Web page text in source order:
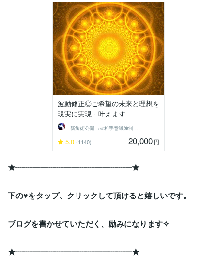
波動修正◎ご希望の未来と理想を
現実に実現・叶えます
新施術公開→≪相手意識強制変化≫◆星桜龍
5.0 (1140) 20,000円
★┈┈┈┈┈┈┈┈┈┈┈┈┈┈┈★
下の♥をタップ、クリックして頂けると嬉しいです。
ブログを書かせていただく、励みになります✧
★┈┈┈┈┈┈┈┈┈┈┈┈┈┈┈★